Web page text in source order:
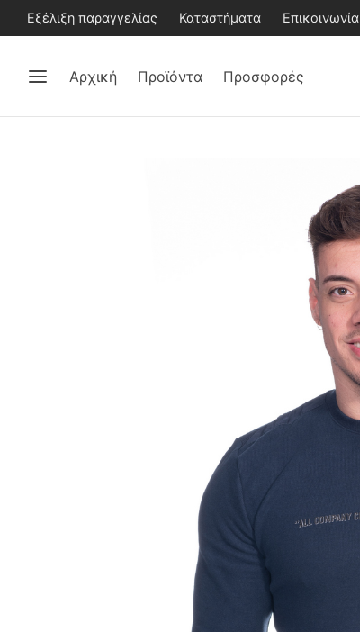
Εξέλιξη παραγγελίας Καταστήματα Επικοινωνία
Αρχική Προϊόντα Προσφορές